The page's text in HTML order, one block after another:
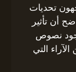
تحديات
أن تأثير
نصوص
التي